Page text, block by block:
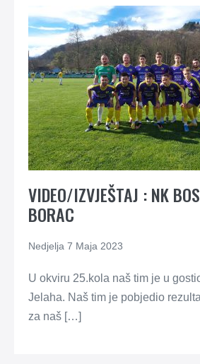
VIDEO/IZVJEŠTAJ : NK
BORAC
Nedjelja 7 Maja 2023
U okviru 25.kola naš tim je u
Jelaha. Naš tim je pobjedio
za naš […]